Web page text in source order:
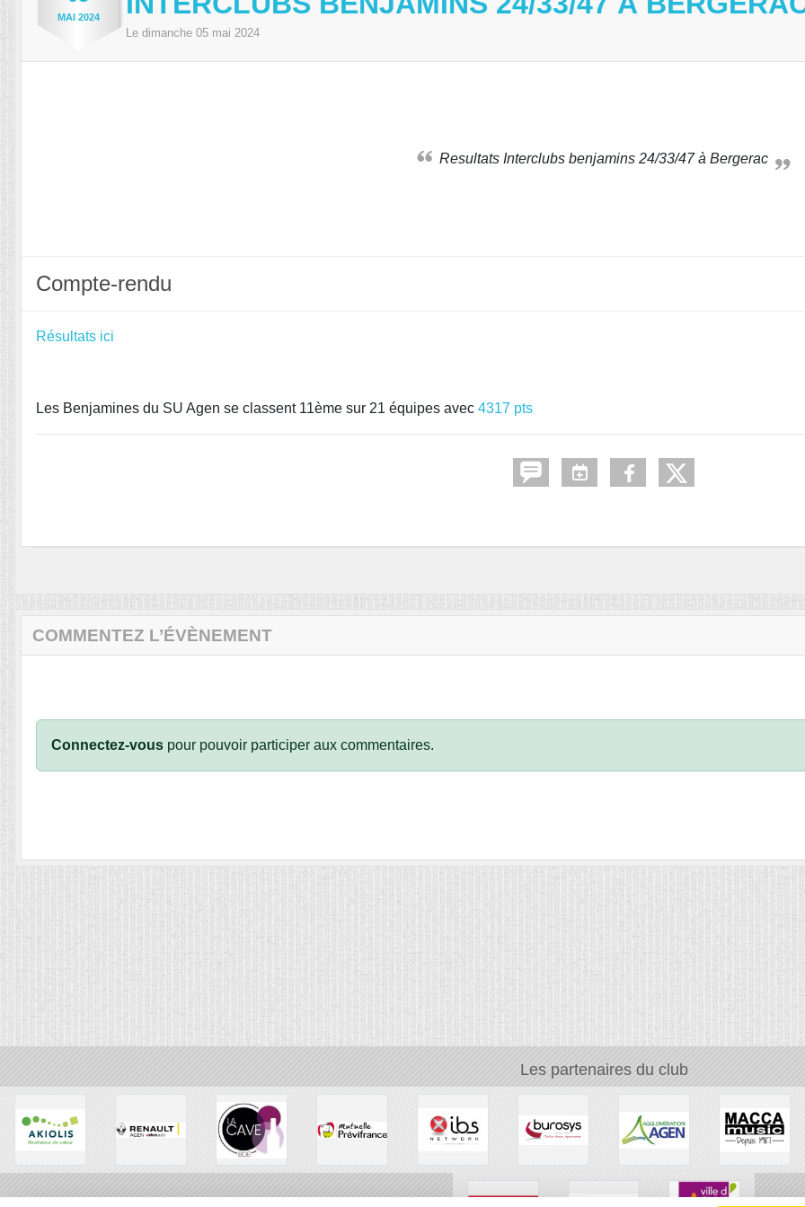
MAI 2024
Le dimanche 05 mai 2024
Resultats Interclubs benjamins 24/33/47 à Bergerac
Compte-rendu
Résultats ici
Les Benjamines du SU Agen se classent 11ème sur 21 équipes avec 4317 pts
COMMENTEZ L’ÉVÈNEMENT
Connectez-vous pour pouvoir participer aux commentaires.
Les partenaires du club